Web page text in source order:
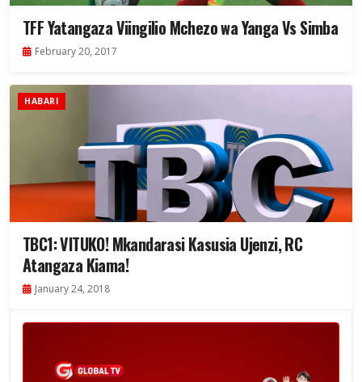
TFF Yatangaza Viingilio Mchezo wa Yanga Vs Simba
February 20, 2017
HABARI
TBC1: VITUKO! Mkandarasi Kasusia Ujenzi, RC
Atangaza Kiama!
January 24, 2018